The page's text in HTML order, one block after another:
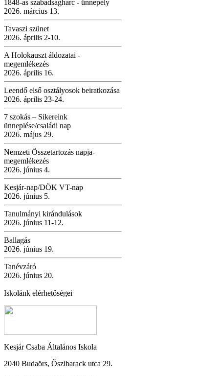
1848-as szabadságharc - ünnepély
2026. március 13.
Tavaszi szünet
2026. április 2-10.
A Holokauszt áldozatai -
megemlékezés
2026. április 16.
Leendő első osztályosok beiratkozása
2026. április 23-24.
7 szokás – Sikereink
ünneplése/családi nap
2026. május 29.
Nemzeti Összetartozás napja-
megemlékezés
2026. június 4.
Kesjár-nap/DÖK VT-nap
2026. június 5.
Tanulmányi kirándulások
2026. június 11-12.
Ballagás
2026. június 19.
Tanévzáró
2026. június 20.
Iskolánk elérhetőségei
Kesjár Csaba Általános Iskola
2040 Budaörs, Őszibarack utca 29.